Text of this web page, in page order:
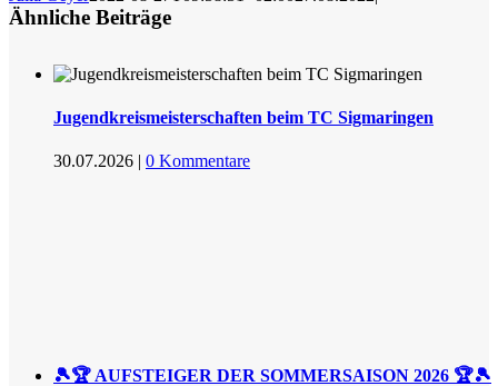
Ähnliche Beiträge
Jugendkreismeisterschaften beim TC Sigmaringen
30.07.2026 | 0 Kommentare
🎾🏆 AUFSTEIGER DER SOMMERSAISON 2026 🏆🎾